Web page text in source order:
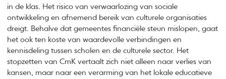
in de klas. Het risico van verwaarlozing van sociale
ontwikkeling en afnemend bereik van culturele organisaties
dreigt. Behalve dat gemeentes financiële steun mislopen, gaat
het ook ten koste van waardevolle verbindingen en
kennisdeling tussen scholen en de culturele sector. Het
stopzetten van CmK vertaalt zich niet alleen naar verlies van
kansen, maar naar een verarming van het lokale educatieve